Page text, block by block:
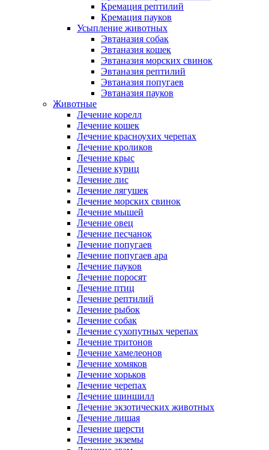
Кремация рептилий
Кремация пауков
Усыпление животных
Эвтаназия собак
Эвтаназия кошек
Эвтаназия морских свинок
Эвтаназия рептилий
Эвтаназия попугаев
Эвтаназия пауков
Животные
Лечение корелл
Лечение кошек
Лечение красноухих черепах
Лечение кроликов
Лечение крыс
Лечение куриц
Лечение лис
Лечение лягушек
Лечение морских свинок
Лечение мышей
Лечение овец
Лечение песчанок
Лечение попугаев
Лечение попугаев ара
Лечение пауков
Лечение поросят
Лечение птиц
Лечение рептилий
Лечение рыбок
Лечение собак
Лечение сухопутных черепах
Лечение тритонов
Лечение хамелеонов
Лечение хомяков
Лечение хорьков
Лечение черепах
Лечение шиншилл
Лечение экзотических животных
Лечение лишая
Лечение шерсти
Лечение экземы